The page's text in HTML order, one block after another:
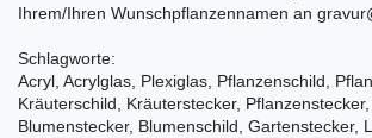
Ihrem/Ihren Wunschpflanzennamen an
Schlagworte:
Acryl, Acrylglas, Plexiglas, Pflanzenschild,
Kräuterschild, Kräuterstecker, Pflanzenstecker,
Blumenstecker, Blumenschild, Gartenstecker,